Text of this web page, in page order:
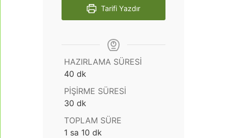
Tarifi Yazdır
HAZIRLAMA SÜRESI
40 dakika
dk
PIŞIRME SÜRESI
30 dakika
dk
TOPLAM SÜRE
1 saat
sa 10 dakika
dk